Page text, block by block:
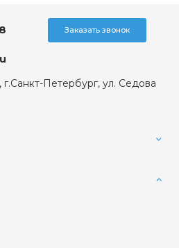
Заказать звонок
г.Санкт-Петербург, ул. Седова